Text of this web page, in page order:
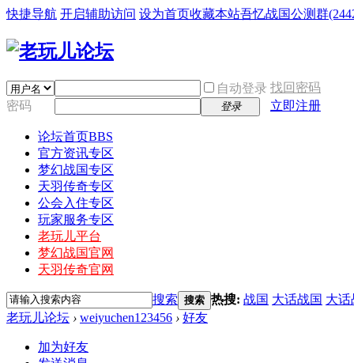
快捷导航 开启辅助访问 设为首页收藏本站吾忆战国公测群
自动登录 找回密码
密码
登录 立即注册
论坛首页BBS
官方资讯专区
梦幻战国专区
天羽传奇专区
公会入住专区
玩家服务专区
老玩儿平台
梦幻战国官网
天羽传奇官网
搜索 搜索 热搜: 战国 大话战国 大话
老玩儿论坛 › weiyuchen123456 › 好友
加为好友